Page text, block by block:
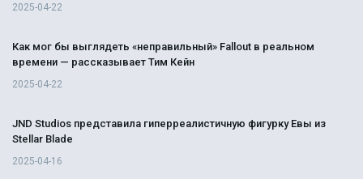
2025-04-22
Как мог бы выглядеть «неправильный» Fallout в реальном
времени — рассказывает Тим Кейн
2025-04-22
JND Studios представила гиперреалистичную фигурку Евы из
Stellar Blade
2025-04-16